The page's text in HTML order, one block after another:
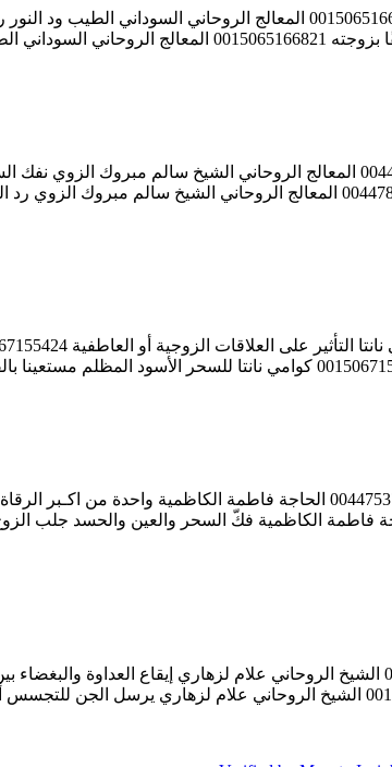
المعالج الروحاني السوداني الطيب ود النور جلب الحبيب من أي مكان حتى لو كان متزوجًا